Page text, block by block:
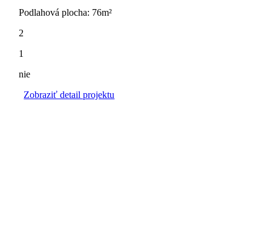
Podlahová plocha: 76m²
2
1
nie
Zobraziť detail projektu